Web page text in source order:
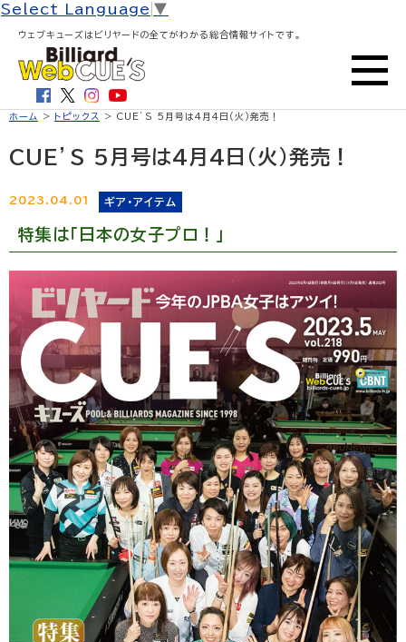
Select Language ▼
ウェブキューズはビリヤードの全てがわかる総合情報サイトです。
ホーム > トピックス > CUE’S 5月号は4月4日（火）発売！
CUE’S 5月号は4月4日（火）発売！
2023.04.01 ギア・アイテム
特集は「日本の女子プロ！」